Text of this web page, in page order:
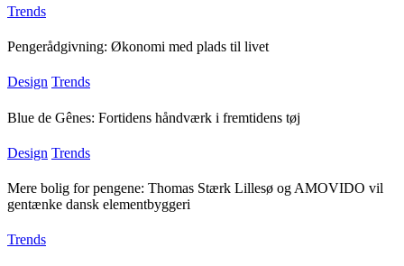
Trends
Pengerådgivning: Økonomi med plads til livet
Design Trends
Blue de Gênes: Fortidens håndværk i fremtidens tøj
Design Trends
Mere bolig for pengene: Thomas Stærk Lillesø og AMOVIDO vil
gentænke dansk elementbyggeri
Trends